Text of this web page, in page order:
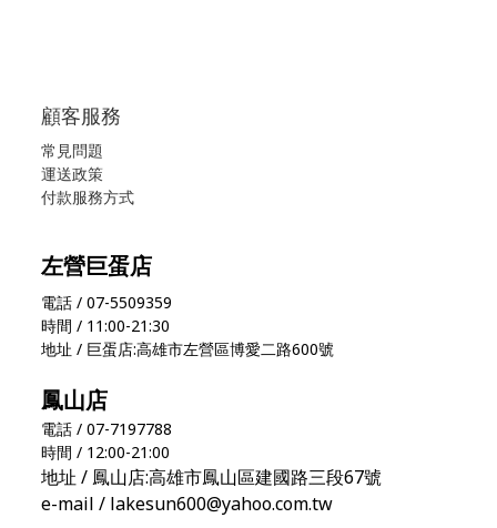
顧客服務
常見問題
運送政策
付款服務方式
左營巨蛋店
電話 / 07-5509359
時間 / 11:00-21:30
地址 / 巨蛋店:高雄市左營區博愛二路600號
鳳山店
電話 / 07-7197788
時間 / 12:00-21:00
地址 / 鳳山店:高雄市鳳山區建國路三段67號
e-mail / lakesun600@yahoo.com.tw